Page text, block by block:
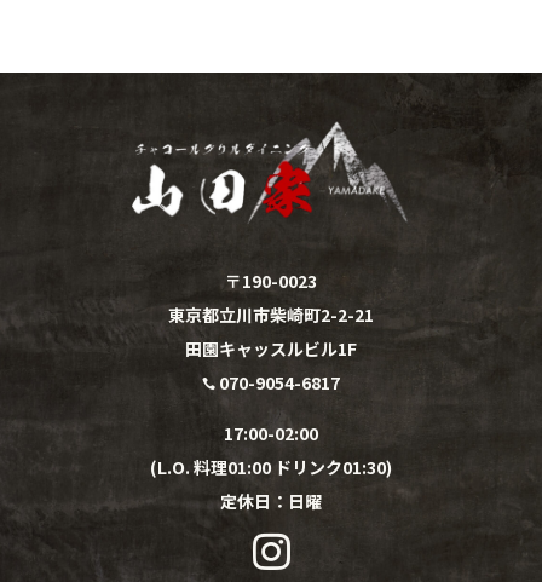
〒190-0023
東京都立川市柴崎町2-2-21
田園キャッスルビル1F
 070-9054-6817
17:00-02:00
(L.O. 料理01:00 ドリンク01:30)
定休日： 日曜
